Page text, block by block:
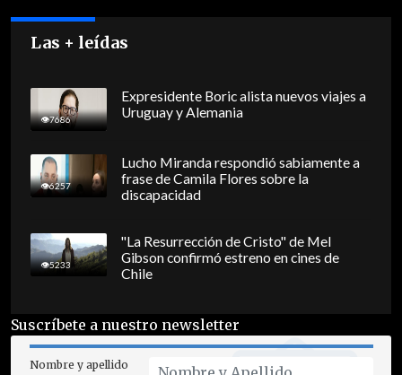
Las + leídas
7686
Expresidente Boric alista nuevos viajes a
Uruguay y Alemania
6257
Lucho Miranda respondió sabiamente a
frase de Camila Flores sobre la
discapacidad
5233
"La Resurrección de Cristo" de Mel
Gibson confirmó estreno en cines de
Chile
Suscríbete a nuestro newsletter
Nombre y apellido